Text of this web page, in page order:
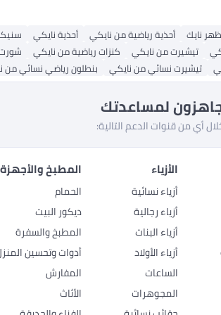
نايك أحذية رياضية من نايكي أحذية نايكي
تيشيرت من نايكي كنزات رياضية من نايكي
تيشيرت نسائي من نايكي بنطلون رياضي نسائي من
لمساعدتك
أي من قنوات الدعم التالية:
الأزياء
أزياء نسائية
أزياء رجالية
أزياء البنات
أزياء الأولاد
الساعات
المجوهرات
المطبخ
الحمام
ديكور البيت
المطبخ والسفرة
أدوات وتحسين
المفارش
الأثاث